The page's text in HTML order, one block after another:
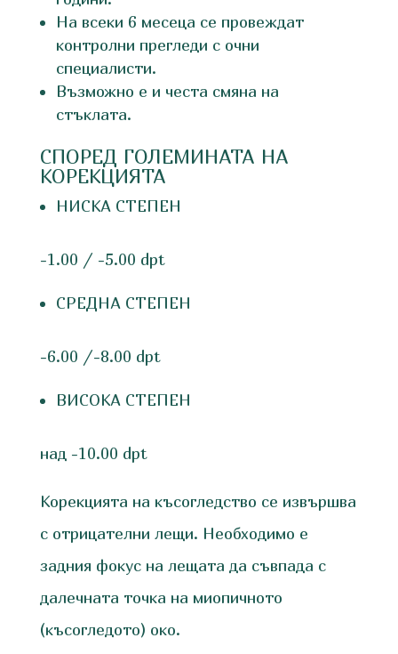
На всеки 6 месеца се провеждат
контролни прегледи с очни
специалисти.
Възможно е и честа смяна на
стъклата.
СПОРЕД ГОЛЕМИНАТА НА
КОРЕКЦИЯТА
НИСКА СТЕПЕН
-1.00 / -5.00 dpt
СРЕДНА СТЕПЕН
-6.00 /-8.00 dpt
ВИСОКА СТЕПЕН
над -10.00 dpt
Корекцията на късогледство се извършва
с отрицателни лещи. Необходимо е
задния фокус на лещата да съвпада с
далечната точка на миопичното
(късогледото) око.